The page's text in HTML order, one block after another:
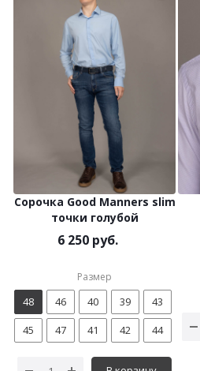
Сорочка Good Manners slim
точки голубой
6 250 руб.
Размер
48 46 40 39
43
45
47 41 42 44